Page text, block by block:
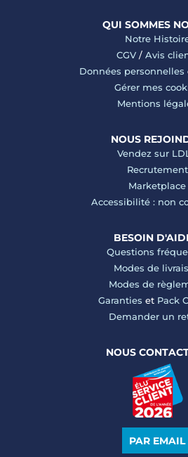
QUI SOMMES
Notre
CGV/ Avis
Données personnelles
Gérer mes
Mentions
NOUS
Vendez sur
Recrutement
Marketplace
Accessibilité : non
BESOIN
Questions
Modes de
Modes de
Garanties et Pack
Demander un
NOUS
PAR EMAIL